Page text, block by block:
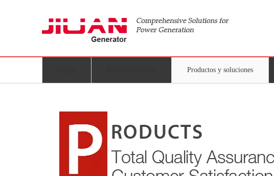
Productos y soluciones